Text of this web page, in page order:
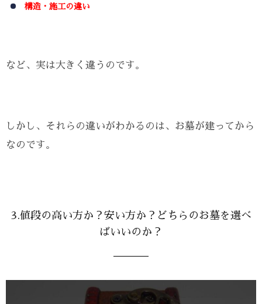
構造・施工の違い
など、実は大きく違うのです。
しかし、それらの違いがわかるのは、お墓が建ってから
なのです。
3.値段の高い方か？安い方か？どちらのお墓を選べ
ばいいのか？